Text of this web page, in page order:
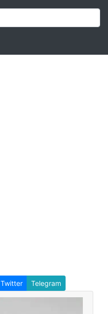
Twitter Telegram